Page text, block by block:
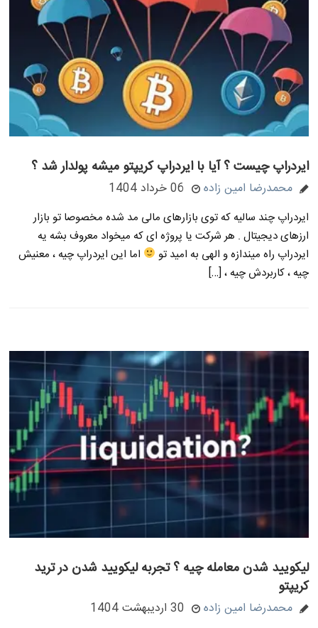
ایردراپ چیست ؟ آیا با ایردراپ کریپتو میشه پولدار شد ؟
محمدرضا امین زاده 06 خرداد 1404
ایردراپ چند سالیه که توی بازارهای مالی مد شده مخصوصا تو بازار
ارزهای دیجیتال . هر شرکت یا پروژه ای که میخواد معروف بشه یه
ایردراپ راه میندازه و الهی به امید تو
اما این ایردراپ چیه ، معنیش
چیه ، کاربردش چیه ، […]
لیکویید شدن معامله چیه ؟ تجربه لیکویید شدن در ترید
کریپتو
محمدرضا امین زاده 30 اردیبهشت 1404